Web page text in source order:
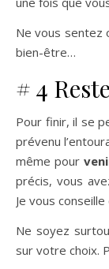
Ne vous sentez
bien-être…
# 4
Pour finir, il se
prévenu
même pour
précis, vous
Je vous
Ne soyez
sur votre choix.